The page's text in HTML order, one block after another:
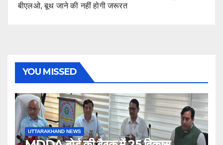
बीएलओ, बूथ जाने की नहीं होगी जरूरत
YOU MISSED
UTTARAKHAND NEWS